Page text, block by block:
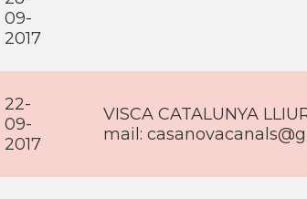
09-
2017
22-
09-
2017
VISCA CATALUNYA
mail: